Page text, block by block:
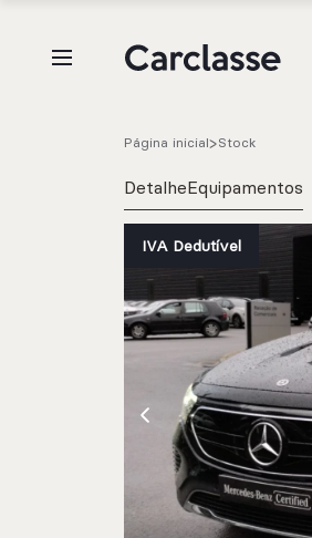
Página inicial Stock
DetalheEquipamentos
IVA Dedutível